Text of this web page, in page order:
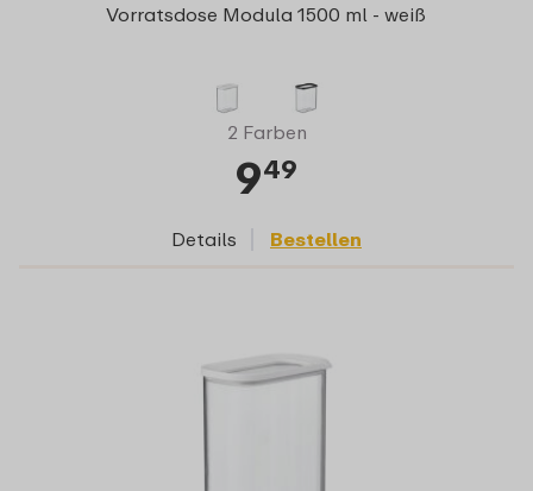
Vorratsdose Modula 1500 ml - weiß
2 Farben
949
Details Bestellen